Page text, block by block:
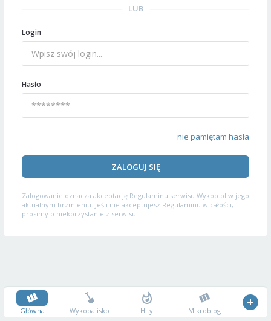
LUB
Login
Hasło
nie pamiętam hasła
ZALOGUJ SIĘ
Zalogowanie oznacza akceptację Regulaminu serwisu Wykop.pl w jego
aktualnym brzmieniu. Jeśli nie akceptujesz Regulaminu w całości,
prosimy o niekorzystanie z serwisu.
Główna Wykopalisko Hity Mikroblog